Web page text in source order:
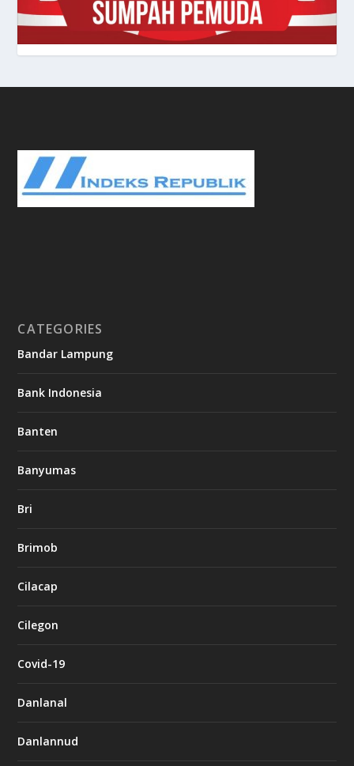
CATEGORIES
Bandar Lampung
Bank Indonesia
Banten
Banyumas
Bri
Brimob
Cilacap
Cilegon
Covid-19
Danlanal
Danlannud